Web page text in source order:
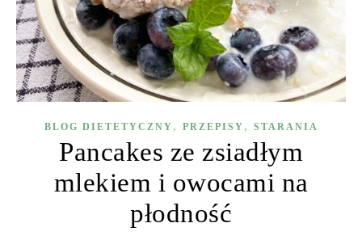
BLOG DIETETYCZNY , PRZEPISY , STARANIA
Pancakes ze zsiadłym
mlekiem i owocami na
płodność